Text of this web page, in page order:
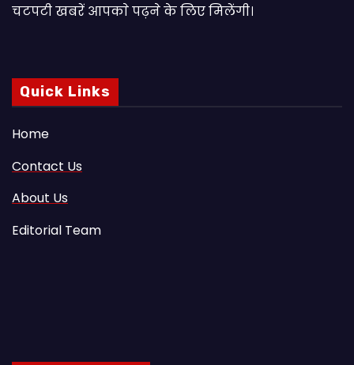
चटपटी खबरें आपकाे पढ़ने के लिए मिलेंगी।
Quick Links
Home
Contact Us
About Us
Editorial Team